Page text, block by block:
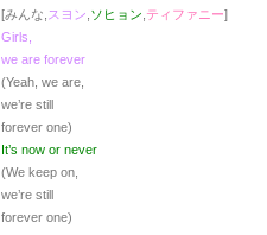
[みんな, スヨン ソヒョン ティファニー]
Girls,
we are forever
(Yeah, we are,
we’re still
forever one)
It’s now or never
(We keep on,
we’re still
forever one)